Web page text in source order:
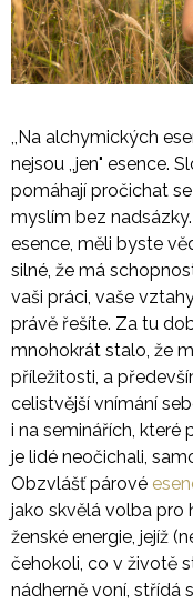
,,Na alchymických
nejsou ,,jen" esence.
pomáhají pročichat
myslím bez
esence, měli byste
silné, že má
vaši práci, vaše
právě řešíte. Za tu
mnohokrát stalo, že
příležitosti, a
celistvější vnímání
i na seminářích, které
je lidé neočichali,
Obzvlášť párové
jako skvělá volba pro
ženské energie, jejíž
čehokoli, co v životě
nádherně voní, střídá
A
J
Í
?
HLEDAT
D
O
P
O
R
U
Č
U
J
E
M
E